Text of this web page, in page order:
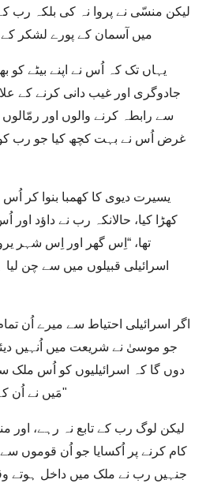
میں آسمان کے پورے لشکر کے
جادوگری اور غیب دانی کرنے کے
سے رابطہ کرنے والوں اور
غرض اُس نے بہت کچھ کیا جو رب کو
کھڑا کیا، حالانکہ رب نے داؤد
تھا، “اِس گھر اور اِس شہر
اسرائیلی قبیلوں میں سے چن لیا
جو موسیٰ نے شریعت میں اُنہیں
دوں گا کہ اسرائیلیوں کو اُس ملک
مَیں نے اُن کے باپ دادا کو عطا کیا تھا۔"
کام کرنے پر اُکسایا جو اُن قوموں
جنہیں رب نے ملک میں داخل ہوتے